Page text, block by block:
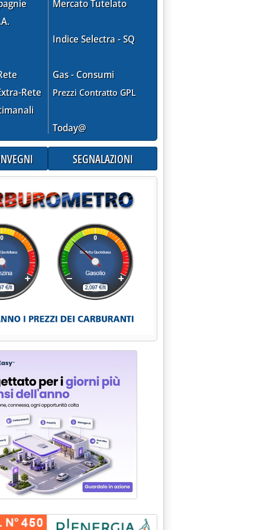
la visione degli archeologi'
italiana ad Anguillara Sabazia'
ambientale, Simbiosi entra in ‘Zero Carbon Target' '
Rete
Mercato Tutelato
Indice Selectra - SQ
Gas - Consumi
Prezzi Contratto GPL
Today@
SEGNALAZIONI